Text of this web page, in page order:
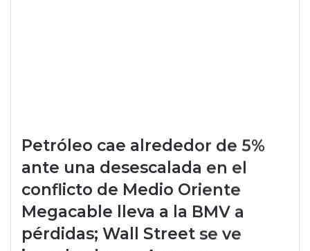
Petróleo cae alrededor de 5%
ante una desescalada en el
conflicto de Medio Oriente
Megacable lleva a la BMV a
pérdidas; Wall Street se ve